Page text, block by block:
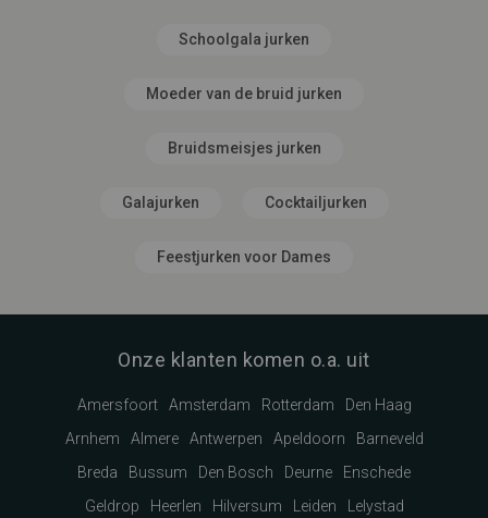
Schoolgala jurken
Moeder van de bruid jurken
Bruidsmeisjes jurken
Galajurken Cocktailjurken
Feestjurken voor Dames
Onze klanten komen o.a. uit
Amersfoort Amsterdam Rotterdam
Den Haag
Arnhem
Almere Antwerpen Apeldoorn
Barneveld
Breda
Bussum Den Bosch Deurne
Enschede
Geldrop
Heerlen Hilversum Leiden Lelystad